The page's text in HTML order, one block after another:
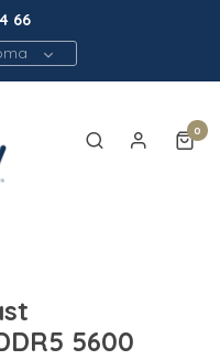
66
0
5600